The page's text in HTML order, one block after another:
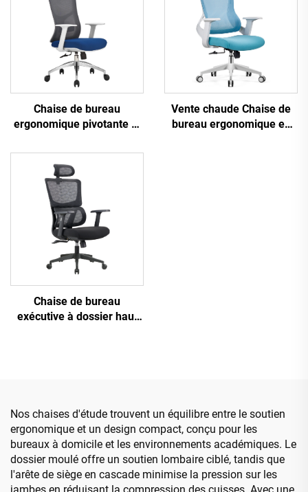
Chaise de bureau
ergonomique pivotante et
pour tâches informatiques
Vente chaude Chaise de
bureau ergonomique en
Chaise de bureau
exécutive à dossier haut
Nos chaises d'étude trouvent un équilibre entre le soutien
ergonomique et un design compact, conçu pour les
bureaux à domicile et les environnements académiques. Le
dossier moulé offre un soutien lombaire ciblé, tandis que
l'arête de siège en cascade minimise la pression sur les